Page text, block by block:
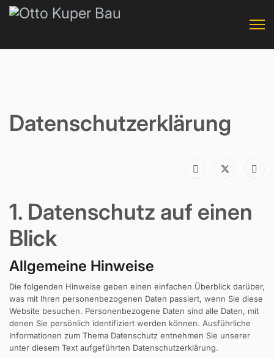
Datenschutzerklärung
1. Datenschutz auf einen
Blick
Allgemeine Hinweise
Die folgenden Hinweise geben einen einfachen Überblick darüber,
was mit Ihren personenbezogenen Daten passiert, wenn Sie diese
Website besuchen. Personenbezogene Daten sind alle Daten, mit
denen Sie persönlich identifiziert werden können. Ausführliche
Informationen zum Thema Datenschutz entnehmen Sie unserer
unter diesem Text aufgeführten Datenschutzerklärung.